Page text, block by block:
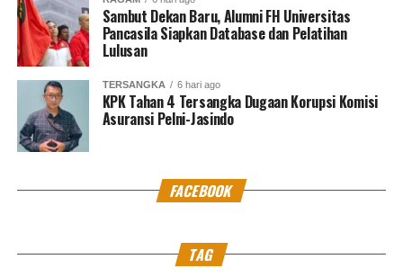
untuk konsolidasi,BLUini penting untuk melibatkan
berbagai pihak jadi pasokan dan logistik energi di
Indonesia ini tidak terpecah-pecah tapi bersatu,”
pungkasnya. ***
Kritik saran kami terima untuk pengembangan
konten kami. Jangan lupa subscribe dan like di
Channel YouTube, Instagram dan Tik Tok.
kasih.
UP NEXT
Sambut Dekan Baru, Alumni FH Universitas
Pancasila Siapkan Database dan Pelatihan
Lulusan
TERSANGKA 6 hari ago
KPK Tahan 4 Tersangka Dugaan Korupsi Komisi
Asuransi Pelni-Jasindo
FACEBOOK
TAG